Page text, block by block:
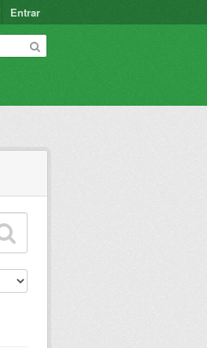
Entrar